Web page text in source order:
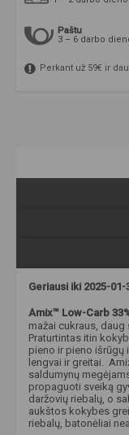
Paštu
3 – 6 darbo
Perkant už 59€ ir
Geriausi iki 2025-01-
Amix™ Low-Carb
mažai cukraus,
Praturtintas itin
pieno ir pieno išrūgų
lengvai ir greitai.
saldumynų
propaguoti sveiką
daržovių riebalų, o
aukštos kokybes
riebalų, batonėliai